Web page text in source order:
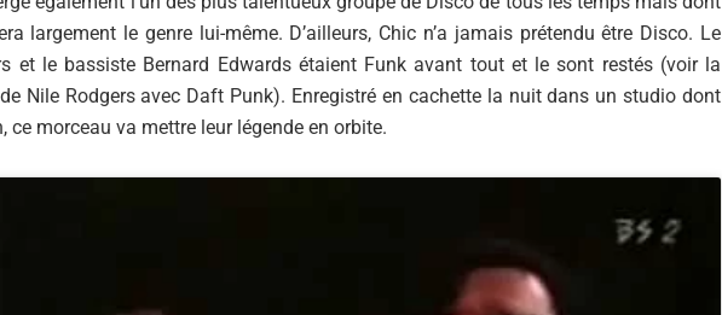
largement le genre lui-même. D’ailleurs, Chic n’a jamais prétendu être Disco. Le
et le bassiste Bernard Edwards étaient Funk avant tout et le sont restés (voir la
Nile Rodgers avec Daft Punk). Enregistré en cachette la nuit dans un studio dont
ce morceau va mettre leur légende en orbite.